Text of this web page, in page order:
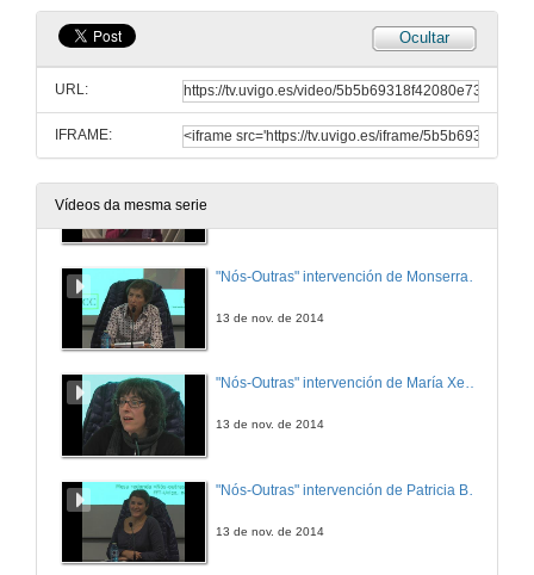
Ocultar
URL:
IFRAME:
Vídeos da mesma serie
13 de nov. de 2014
"Nós-Outras" intervención de María Xesús Nogueira Pereira
13 de nov. de 2014
13 de nov. de 2014